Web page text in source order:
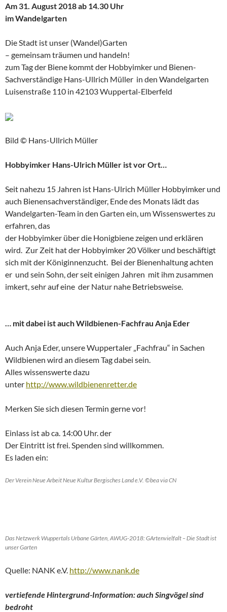
Am 31. August 2018 ab 14.30 Uhr
im Wandelgarten
Die Stadt ist unser (Wandel)Garten
– gemeinsam träumen und handeln!
zum Tag der Biene kommt der Hobbyimker und Bienen-
Sachverständige Hans-Ullrich Müller in den Wandelgarten
Luisenstraße 110 in 42103 Wuppertal-Elberfeld
Bild © Hans-Ullrich Müller
Hobbyimker Hans-Ulrich Müller ist vor Ort…
Seit nahezu 15 Jahren ist Hans-Ulrich Müller Hobbyimker und
auch Bienensachverständiger, Ende des Monats lädt das
Wandelgarten-Team in den Garten ein, um Wissenswertes zu
erfahren, das
der Hobbyimker über die Honigbiene zeigen und erklären
wird. Zur Zeit hat der Hobbyimker 20 Völker und beschäftigt
sich mit der Königinnenzucht. Bei der Bienenhaltung achten
er und sein Sohn, der seit einigen Jahren mit ihm zusammen
imkert, sehr auf eine der Natur nahe Betriebsweise.
… mit dabei ist auch Wildbienen-Fachfrau Anja Eder
Auch Anja Eder, unsere Wuppertaler „Fachfrau“ in Sachen
Wildbienen wird an diesem Tag dabei sein.
Alles wissenswerte dazu
unter http://www.wildbienenretter.de
Merken Sie sich diesen Termin gerne vor!
Einlass ist ab ca. 14:00 Uhr. der
Der Eintritt ist frei. Spenden sind willkommen.
Es laden ein:
Der Verein Neue Arbeit Neue Kultur Bergisches Land e.V. ©bea via CN
Das Netzwerk Wuppertals Urbane Gärten, AWUG-2018: GArtenvielfalt – Die Stadt ist
unser Garten
Quelle: NANK e.V. http://www.nank.de
vertiefende Hintergrund-Information: auch Singvögel sind
bedroht